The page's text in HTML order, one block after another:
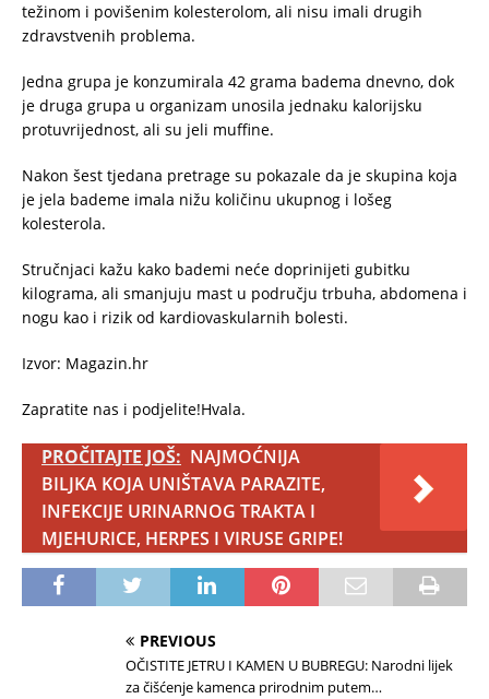
težinom i povišenim kolesterolom, ali nisu imali drugih
zdravstvenih problema.
Jedna grupa je konzumirala 42 grama badema dnevno, dok
je druga grupa u organizam unosila jednaku kalorijsku
protuvrijednost, ali su jeli muffine.
Nakon šest tjedana pretrage su pokazale da je skupina koja
je jela bademe imala nižu količinu ukupnog i lošeg
kolesterola.
Stručnjaci kažu kako bademi neće doprinijeti gubitku
kilograma, ali smanjuju mast u području trbuha, abdomena i
nogu kao i rizik od kardiovaskularnih bolesti.
Izvor: Magazin.hr
Zapratite nas i podjelite!Hvala.
PROČITAJTE JOŠ: NAJMOĆNIJA
BILJKA KOJA UNIŠTAVA PARAZITE,
INFEKCIJE URINARNOG TRAKTA I
MJEHURICE, HERPES I VIRUSE GRIPE!
PREVIOUS
OČISTITE JETRU I KAMEN U BUBREGU: Narodni lijek
za čišćenje kamenca prirodnim putem…